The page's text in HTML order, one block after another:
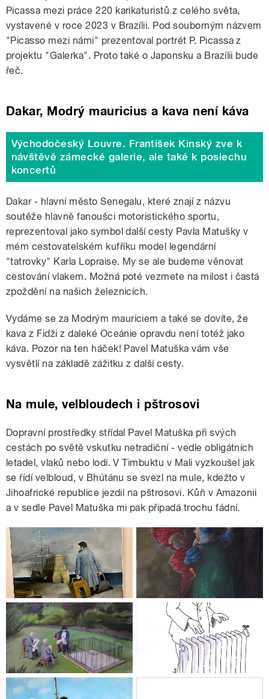
Picassa mezi práce 220 karikaturistů z celého světa,
vystavené v roce 2023 v Brazílii. Pod souborným názvem
"Picasso mezi námi" prezentoval portrét P. Picassa z
projektu "Galerka". Proto také o Japonsku a Brazílii bude
řeč.
Dakar, Modrý mauricius a kava není káva
Východočeský Louvre. František Kinský zve k
návštěvě zámecké galerie, ale také k poslechu
koncertů
Dakar - hlavní město Senegalu, které znají z názvu
soutěže hlavně fanoušci motoristického sportu,
reprezentoval jako symbol další cesty Pavla Matušky v
mém cestovatelském kufříku model legendární
"tatrovky" Karla Lopraise. My se ale budeme věnovat
cestování vlakem. Možná poté vezmete na milost i častá
zpoždění na našich železnicích.
Vydáme se za Modrým mauriciem a také se dovíte, že
kava z Fidži z daleké Oceánie opravdu není totéž jako
káva. Pozor na ten háček! Pavel Matuška vám vše
vysvětlí na základě zážitku z další cesty.
Na mule, velbloudech i pštrosovi
Dopravní prostředky střídal Pavel Matuška při svých
cestách po světě vskutku netradiční - vedle obligátních
letadel, vlaků nebo lodí. V Timbuktu v Mali vyzkoušel jak
se řídí velbloud, v Bhútánu se svezl na mule, kdežto v
Jihoafrické republice jezdil na pštrosovi. Kůň v Amazonii
a v sedle Pavel Matuška mi pak připadá trochu fádní.